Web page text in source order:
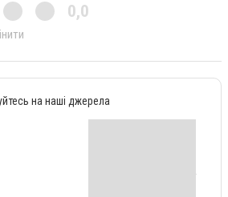
0,0
на наші джерела